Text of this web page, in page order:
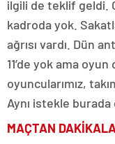
ilgili de teklif geldi.
kadroda yok.
ağrısı vardı. Dün
11’de yok ama
oyuncularımız,
Aynı istekle burada
MAÇTAN